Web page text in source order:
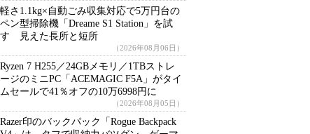
軽さ1.1kg×自動ごみ収集対応で5万円台の
ペン型掃除機「Dreame S1 Station」を試
す 見えた長所と短所
（2026年08月06日）
Ryzen 7 H255／24GBメモリ／1TBストレ
ージのミニPC「ACEMAGIC F5A」がタイ
ムセールで41％オフの10万6998円に
（2026年08月05日）
Razer印のバックパック「Rogue Backpack